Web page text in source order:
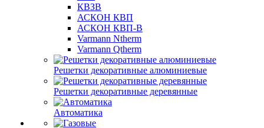
КВЗВ
АСКОН КВП
АСКОН КВП-В
Varmann Ntherm
Varmann Qtherm
Решетки декоративные алюминиевые
Решетки декоративные деревянные
Автоматика